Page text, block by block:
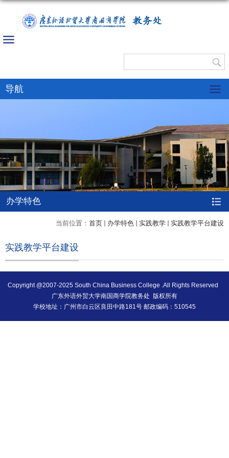
导航
办学特色
当前位置： 首页 办学特色 实践教学 实践教学平台建设
实践教学平台建设
Copyright @2007-2025 South China Business College .All Rights Reserved
广东外语外贸大学南国商学院教务处 版权所有
学校地址：广州市白云区良田中路181号 邮政编码：510545